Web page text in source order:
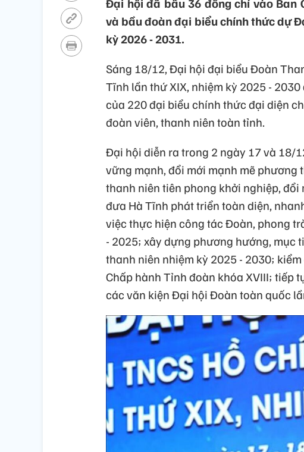
và bầu đoàn đại biểu chính thức dự
kỳ 2026 - 2031.
Sáng 18/12, Đại hội đại biểu Đoàn
Tĩnh lần thứ XIX, nhiệm kỳ 2025 -
của 220 đại biểu chính thức đại diện
đoàn viên, thanh niên toàn tỉnh.
Đại hội diễn ra trong 2 ngày 17 và 18/
vững mạnh, đổi mới mạnh mẽ
thanh niên tiên phong khởi nghiệp,
đưa Hà Tĩnh phát triển toàn diện,
việc thực hiện công tác Đoàn, phong
- 2025; xây dựng phương hướng, mục
thanh niên nhiệm kỳ 2025 - 2030;
Chấp hành Tỉnh đoàn khóa XVIII; tiếp
các văn kiện Đại hội Đoàn toàn quốc